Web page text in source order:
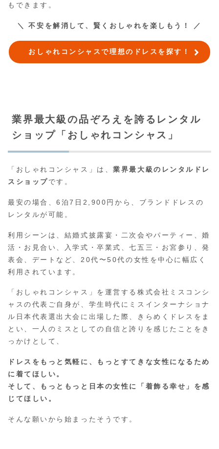
もできます。
＼ 不安を解消して、賢くおしゃれを楽しもう！ ／
おしゃれコンシャスで理想のドレスを探す！
業界最大級の品ぞろえを誇るレンタル
ショップ「おしゃれコンシャス」
「おしゃれコンシャス」は、業界最大級のレンタルドレ
スショップです。
最安の場合、6泊7日2,900円から、ブランドドレスの
レンタルが可能。
利用シーンは、結婚式披露宴・二次会やパーティー、婚
活・お見合い、入学式・卒業式、七五三・お宮参り、発
表会、デートなど、20代〜50代の女性を中心に幅広く
利用されています。
「おしゃれコンシャス」を運営する株式会社ミスコンシ
ャスの代表ご自身が、学生時代にミスインターナショナ
ル日本代表選出大会に出場した際、きらめくドレスをま
とい、一人のミスとしての自信と誇りを感じたことをき
っかけとして、
ドレスをもっと気軽に、もっとすてきな女性になるため
に着てほしい。
そして、もっともっと日本の女性に「着飾る幸せ」を感
じてほしい。
そんな願いから始まったそうです。